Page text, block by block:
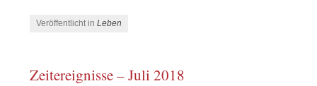
Veröffentlicht inLeben
Zeitereignisse – Juli 2018